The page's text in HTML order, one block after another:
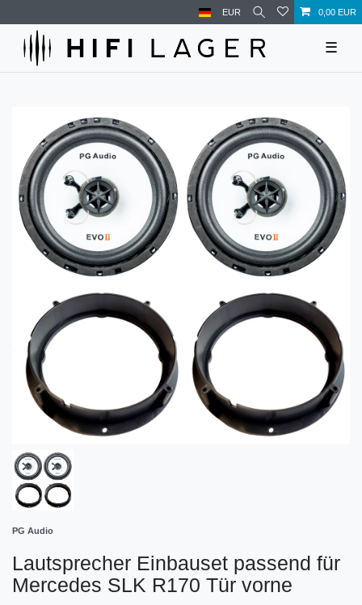
EUR 0,00 EUR
☰
PG Audio
Lautsprecher Einbauset passend für
Mercedes SLK R170 Tür vorne